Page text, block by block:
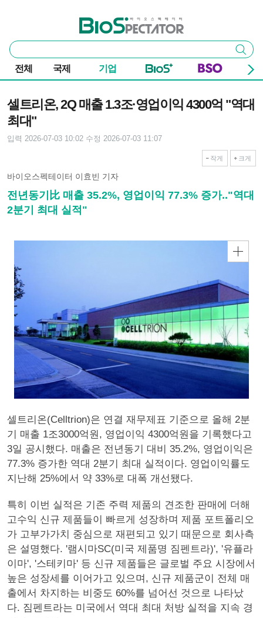
바이오스펙테이터
통
합
검
색
검색
전체 국제 기업
셀트리온, 2Q 매출 1.3조·영업이익 4300억 "역대
최대"
입력 2026-07-03 10:02 수정 2026-07-03 11:07
작게 크게
바이오스펙테이터 이효빈 기자
전년동기比 매출 35.2%, 영업이익 77.3% 증가.."역대
2분기 최대 실적"
셀트리온(Celltrion)은 연결 재무제표 기준으로 올해 2분
기 매출 1조3000억원, 영업이익 4300억원을 기록했다고
3일 공시했다. 매출은 전년동기 대비 35.2%, 영업이익은
77.3% 증가한 역대 2분기 최대 실적이다. 영업이익률도
지난해 25%에서 약 33%로 대폭 개선됐다.
특히 이번 실적은 기존 주력 제품의 견조한 판매에 더해
고수익 신규 제품들이 빠르게 성장하며 제품 포트폴리오
가 고부가가치 중심으로 재편되고 있기 때문으로 회사측
은 설명했다. '램시마SC(미국 제품명 짐펜트라)', '유플라
이마', '스테키마' 등 신규 제품들은 글로벌 주요 시장에서
높은 성장세를 이어가고 있으며, 신규 제품군이 전체 매
출에서 차지하는 비중도 60%를 넘어선 것으로 나타났
다. 짐펜트라는 미국에서 역대 최대 처방 실적을 지속 경